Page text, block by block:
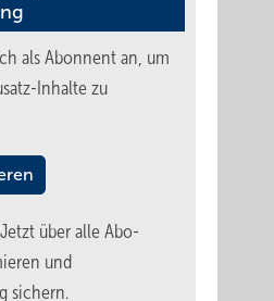
als Abonnent an, um
Inhalte zu
Jetzt über alle Abo-
und
sichern.